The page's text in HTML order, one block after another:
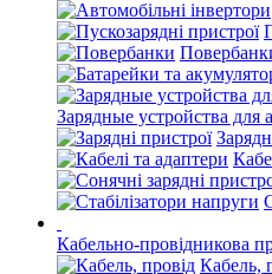
Зарядные устройства для
Кабельно-провідникова
Кабель,